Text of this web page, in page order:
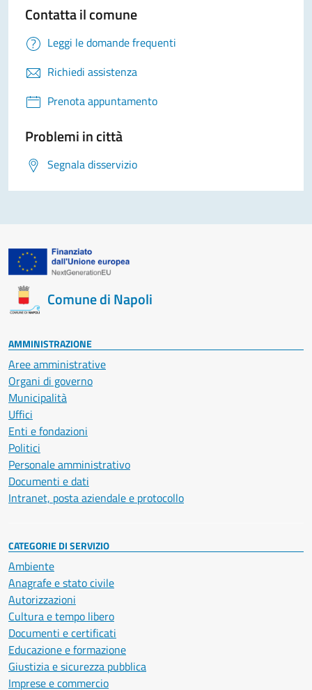
Contatta il comune
Leggi le domande frequenti
Richiedi assistenza
Prenota appuntamento
Problemi in città
Segnala disservizio
Comune di Napoli
AMMINISTRAZIONE
Aree amministrative
Organi di governo
Municipalità
Uffici
Enti e fondazioni
Politici
Personale amministrativo
Documenti e dati
Intranet, posta aziendale e protocollo
CATEGORIE DI SERVIZIO
Ambiente
Anagrafe e stato civile
Autorizzazioni
Cultura e tempo libero
Documenti e certificati
Educazione e formazione
Giustizia e sicurezza pubblica
Imprese e commercio